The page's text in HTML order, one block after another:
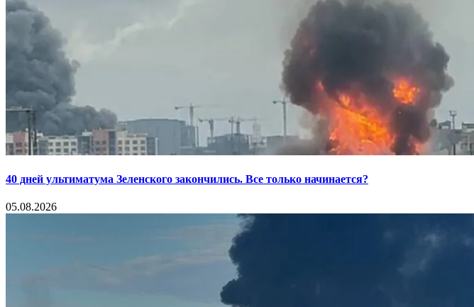
40 дней ультиматума Зеленского закончились. Все только начинается?
05.08.2026